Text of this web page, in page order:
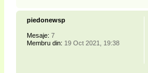
piedonewsp
Mesaje: 7
Membru din: 19 Oct 2021, 19:38